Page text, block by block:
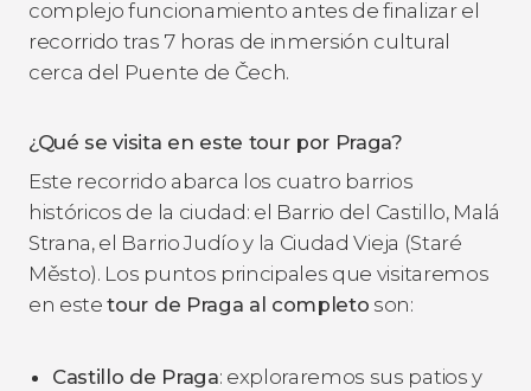
complejo funcionamiento antes de finalizar el
recorrido tras 7 horas de inmersión cultural
cerca del Puente de Čech.
¿Qué se visita en este tour por Praga?
Este recorrido abarca los cuatro barrios
históricos de la ciudad: el Barrio del Castillo, Malá
Strana, el Barrio Judío y la Ciudad Vieja (Staré
Město). Los puntos principales que visitaremos
en estetour de Praga al completo son:
Castillo de Praga: exploraremos sus patios y